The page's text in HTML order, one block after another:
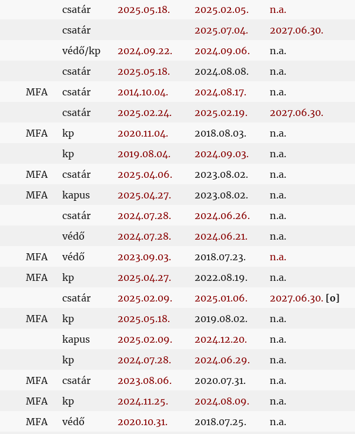
csatár 2025.05.18. 2025.02.05.
n.a.
csatár 2025.07.04.
2027.06.30.
védő/kp 2024.09.22. 2024.09.06.
n.a.
csatár 2025.05.18. 2024.08.08.
n.a.
MFA csatár 2014.10.04. 2024.08.17.
n.a.
csatár 2025.02.24. 2025.02.19.
2027.06.30.
MFA kp 2020.11.04. 2018.08.03.
n.a.
kp 2019.08.04. 2024.09.03.
n.a.
MFA csatár 2025.04.06. 2023.08.02.
n.a.
MFA kapus 2025.04.27. 2023.08.02.
n.a.
csatár 2024.07.28. 2024.06.26.
n.a.
védő 2024.07.28. 2024.06.21.
n.a.
MFA védő 2023.09.03. 2018.07.23.
n.a.
MFA kp 2025.04.27. 2022.08.19.
n.a.
csatár 2025.02.09. 2025.01.06. 2027.06.30. [o]
MFA kp 2025.05.18. 2019.08.02.
n.a.
kapus 2025.02.09. 2024.12.20.
n.a.
kp 2024.07.28. 2024.06.29.
n.a.
MFA csatár 2023.08.06. 2020.07.31.
n.a.
MFA kp 2024.11.25. 2024.08.09.
n.a.
MFA védő 2020.10.31. 2018.07.25.
n.a.